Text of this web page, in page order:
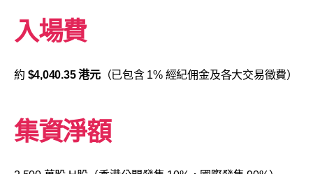
入場費
約 $4,040.35 港元（已包含 1% 經紀佣金及各大交易徵費）
集資淨額